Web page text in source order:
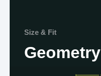
Size & Fit
Geometry